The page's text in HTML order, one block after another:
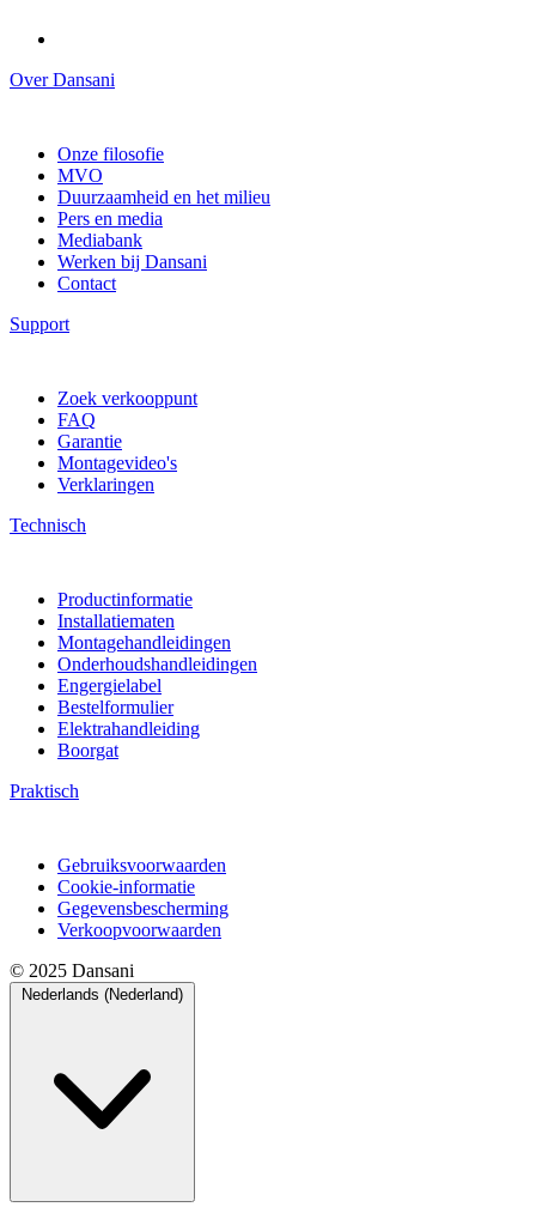
Over Dansani
Onze filosofie
MVO
Duurzaamheid en het milieu
Pers en media
Mediabank
Werken bij Dansani
Contact
Support
Zoek verkooppunt
FAQ
Garantie
Montagevideo's
Verklaringen
Technisch
Productinformatie
Installatiematen
Montagehandleidingen
Onderhoudshandleidingen
Engergielabel
Bestelformulier
Elektrahandleiding
Boorgat
Praktisch
Gebruiksvoorwaarden
Cookie-informatie
Gegevensbescherming
Verkoopvoorwaarden
© 2025 Dansani
Nederlands (Nederland)